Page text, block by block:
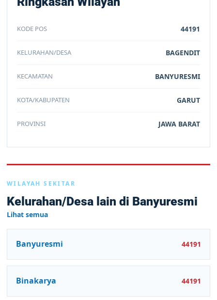
KODE POS 44191
KELURAHAN/DESA BAGENDIT
KECAMATAN BANYURESMI
KOTA/KABUPATEN GARUT
PROVINSI JAWA BARAT
WILAYAH SEKITAR
Kelurahan/Desa lain di Banyuresmi
Lihat semua
Banyuresmi 44191
Binakarya 44191